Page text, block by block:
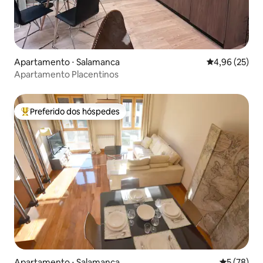
Apartamento ⋅ Salamanca 4,96 de uma
4,96 (25)
Apartamento Placentinos
Entre os melhores preferidos dos hóspedes
Preferido dos hóspedes